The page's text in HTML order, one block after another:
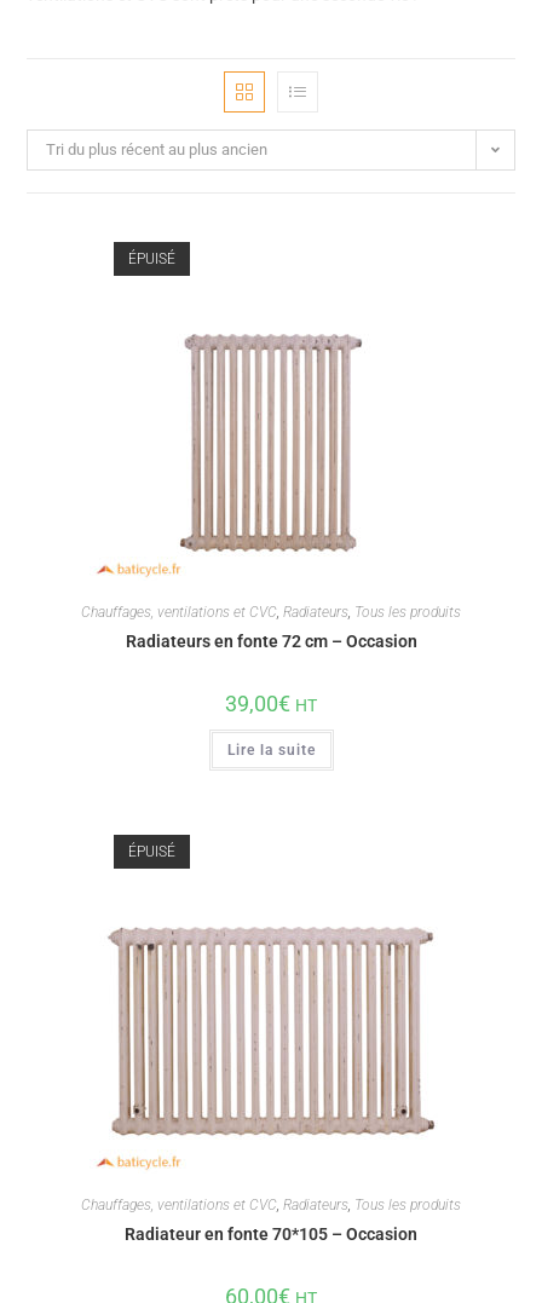
Tri du plus récent au plus ancien
ÉPUISÉ
Chauffages, ventilations et CVC, Radiateurs, Tous les produits
Radiateurs en fonte 72 cm – Occasion
39,00€ HT
Lire la suite
ÉPUISÉ
Chauffages, ventilations et CVC Radiateurs Tous les produits
Radiateur en fonte 70*105 – Occasion
60,00€ HT